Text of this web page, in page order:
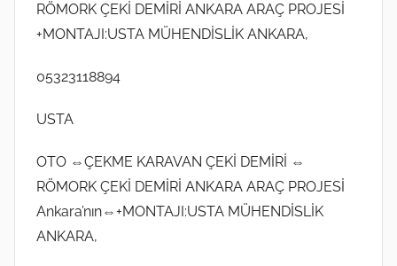
e
r
l
i
RÖMORK ÇEKİ DEMİRİ ANKARA ARAÇ PROJESİ
+MONTAJI:USTA MÜHENDİSLİK ANKARA,
05323118894
USTA
OTO ⇔ÇEKME KARAVAN ÇEKİ DEMİRİ ⇔
RÖMORK ÇEKİ DEMİRİ ANKARA ARAÇ PROJESİ
Ankara’nın⇔+MONTAJI:USTA MÜHENDİSLİK
ANKARA,